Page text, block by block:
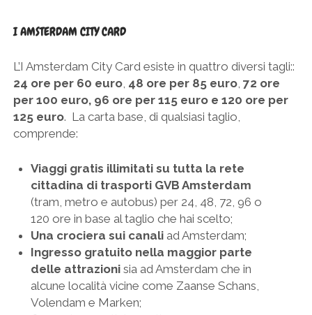
I AMSTERDAM CITY CARD
L’I Amsterdam City Card esiste in quattro diversi tagli::
24 ore per 60 euro, 48 ore per 85 euro, 72 ore
per 100 euro, 96 ore per 115 euro e 120 ore per
125 euro. La carta base, di qualsiasi taglio,
comprende:
Viaggi gratis illimitati su tutta la rete
cittadina di trasporti GVB Amsterdam
(tram, metro e autobus) per 24, 48, 72, 96 o
120 ore in base al taglio che hai scelto;
Una crociera sui canali ad Amsterdam;
Ingresso gratuito nella maggior parte
delle attrazioni sia ad Amsterdam che in
alcune località vicine come Zaanse Schans,
Volendam e Marken;